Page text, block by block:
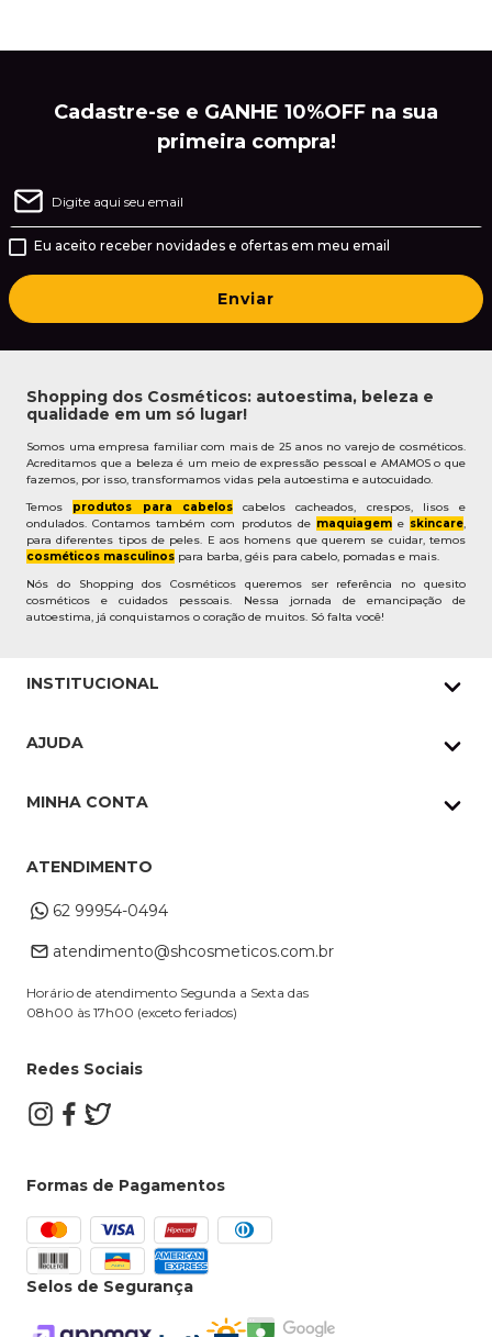
Cadastre-se e GANHE 10%OFF na sua
primeira compra!
Eu aceito receber novidades e ofertas em meu email
Enviar
Shopping dos Cosméticos: autoestima, beleza e
qualidade em um só lugar!
Somos uma empresa familiar com mais de 25 anos no varejo de cosméticos.
Acreditamos que a beleza é um meio de expressão pessoal e AMAMOS o que
fazemos, por isso, transformamos vidas pela autoestima e autocuidado.
Temos produtos para cabeloscabelos cacheados, crespos, lisos e
ondulados. Contamos também com produtos de maquiageme skincare,
para diferentes tipos de peles. E aos homens que querem se cuidar, temos
cosméticos masculinos para barba, géis para cabelo, pomadas e mais.
Nós do Shopping dos Cosméticos queremos ser referência no quesito
cosméticos e cuidados pessoais. Nessa jornada de emancipação de
autoestima, já conquistamos o coração de muitos. Só falta você!
INSTITUCIONAL
Pedidos Whatsapp
Cupons
AJUDA
Troca e Devoluções
Dúvidas Frequentes
MINHA CONTA
Alterar Cadastro
ATENDIMENTO
62 99954-0494
atendimento@shcosmeticos.com.br
Horário de atendimento Segunda a Sexta das
08h00 às 17h00 (exceto feriados)
Redes Sociais
Formas de Pagamentos
Selos de Segurança